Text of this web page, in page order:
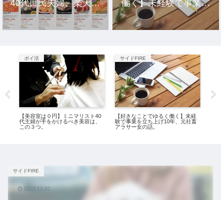
40代庶民夫婦、楽天市
場のおすすめ返礼品10
選。
働く】未経験で事業を
立ち上げ10年、元社畜
アラサー女の話。
ポイ活
【美容室は０円】ミニマリスト40
代主婦が手をかけるべき美容は、
この３つ。
サイドFIRE
【好きなことでゆるく働く】未経
験で事業を立ち上げ10年、元社畜
アラサー女の話。
サイドFIRE
2023.12.02